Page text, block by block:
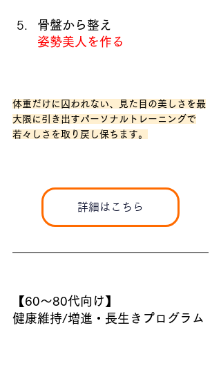
骨盤から整え
姿勢美人を作る
体重だけに囚われない、見た目の美しさを最
大限に引き出すパーソナルトレーニングで
若々しさを取り戻し保ちます。
詳細はこちら
【60～80代向け】
健康維持/増進・長生きプログラム